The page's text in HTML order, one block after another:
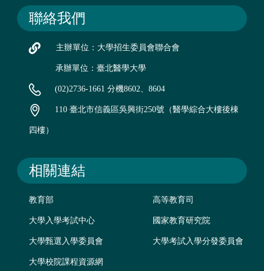
聯絡我們
主辦單位：大學招生委員會聯合會
承辦單位：臺北醫學大學
(02)2736-1661 分機8602、8604
110 臺北市信義區吳興街250號（醫學綜合大樓後棟
四樓）
相關連結
教育部 高等教育司
大學入學考試中心 國家教育研究院
大學甄選入學委員會 大學考試入學分發委員會
大學校院課程資源網